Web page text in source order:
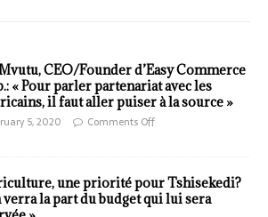
CEO/Founder d’Easy Commerce
« Pour parler partenariat avec les
il faut aller puiser à la source »
5, 2020 Comments Off
une priorité pour Tshisekedi?
verra la part du budget qui lui sera